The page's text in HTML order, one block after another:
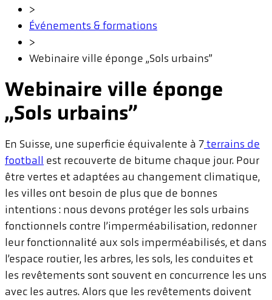
>
Événements & formations
>
Webinaire ville éponge „Sols urbains”
Webinaire ville éponge
„Sols urbains”
En Suisse, une superficie équivalente à 7terrains de
football est recouverte de bitume chaque jour. Pour
être vertes et adaptées au changement climatique,
les villes ont besoin de plus que de bonnes
intentions : nous devons protéger les sols urbains
fonctionnels contre l’imperméabilisation, redonner
leur fonctionnalité aux sols imperméabilisés, et dans
l’espace routier, les arbres, les sols, les conduites et
les revêtements sont souvent en concurrence les uns
avec les autres. Alors que les revêtements doivent